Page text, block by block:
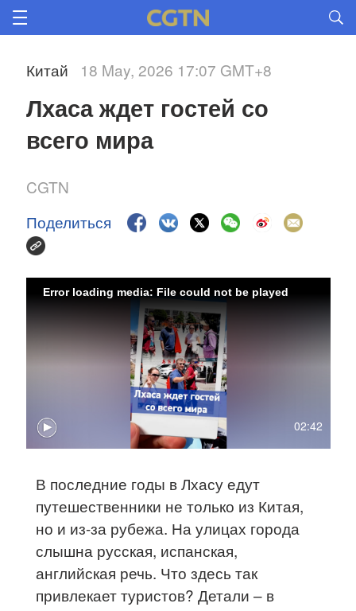
Китай 18 May, 2026 17:07 GMT+8
Лхаса ждет гостей со
всего мира
CGTN
Поделиться
02:42
Error loading media: File could not be played
В последние годы в Лхасу едут
путешественники не только из Китая,
но и из-за рубежа. На улицах города
слышна русская, испанская,
английская речь. Что здесь так
привлекает туристов? Детали – в